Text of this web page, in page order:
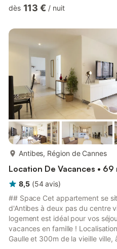
repas, une cuisine entièrement
soleil ainsi qu'une piscine et de
Parking privé. Lit bébé. Linge
dès 113 € / nuit
Antibes, Région de Cannes
Location De Vacances • 69
8,5 (54 avis)
## Space Cet appartement se
d'Antibes à deux pas du centre
logement est idéal pour vos
vacances en famille !
Gaulle et 300m de la vieille ville,